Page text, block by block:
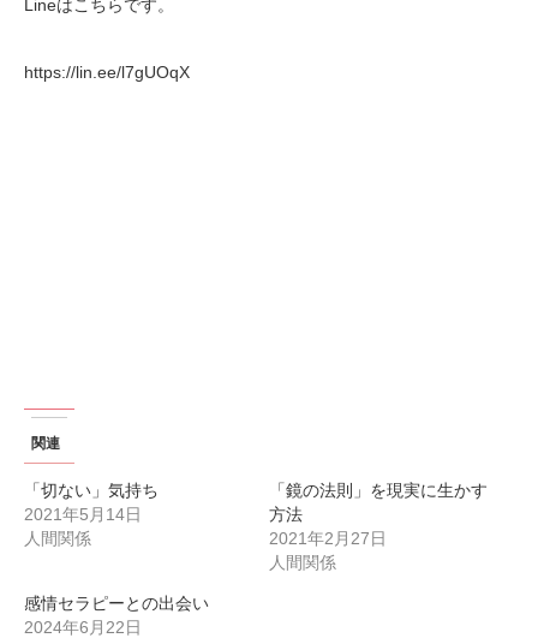
Lineはこちらです。
https://lin.ee/l7gUOqX
関連
「切ない」気持ち
2021年5月14日
人間関係
「鏡の法則」を現実に生かす
方法
2021年2月27日
人間関係
感情セラピーとの出会い
2024年6月22日